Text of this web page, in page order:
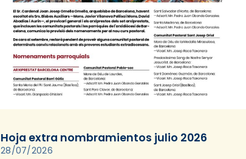
Hoja extra nombramientos julio 2026
28/07/2026